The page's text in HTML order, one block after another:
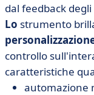
dal feedback
Lo strumento
controllo
caratteristiche
automazione